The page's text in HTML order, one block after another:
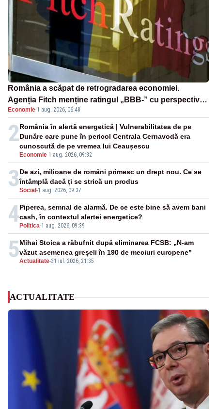
România a scăpat de retrogradarea economiei.
Agenția Fitch menține ratingul „BBB-” cu perspectivă
negativă
Economie·1 aug. 2026, 06:48
2
Economie-1 aug. 2026, 09:32
România în alertă energetică | Vulnerabilitatea de pe
Dunăre care pune în pericol Centrala Cernavodă era
cunoscută de pe vremea lui Ceaușescu
3Social -1 aug. 2026, 09:37
De azi, milioane de români primesc un drept nou. Ce se
întâmplă dacă ți se strică un produs
4 Politica-1 aug. 2026, 09:39
Piperea, semnal de alarmă. De ce este bine să avem bani
cash, în contextul alertei energetice?
5Actualitate-31 iul. 2026, 21:35
Mihai Stoica a răbufnit după eliminarea FCSB: „N-am
văzut asemenea greșeli în 190 de meciuri europene”
ACTUALITATE